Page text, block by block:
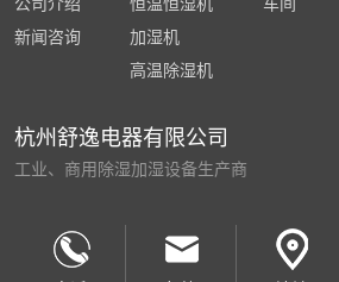
新闻咨询
加湿机
高温除湿机
杭州舒逸电器有限公司
工业、商用除湿加湿设备生产商